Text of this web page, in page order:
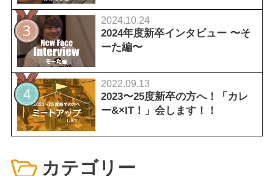
カテゴリー
2024.10.24
2024年度新卒インタビュー 〜そ
ーた編〜
2022.09.13
2023〜25度新卒の方へ！「カレ
ー&×IT！」会します！！